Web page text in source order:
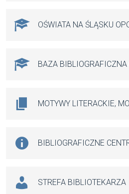
OŚWIATA NA ŚLĄSKU
BAZA
MOTYWY LITERACKIE,
BIBLIOGRAFICZNE
STREFA BIBLIOTEKARZA